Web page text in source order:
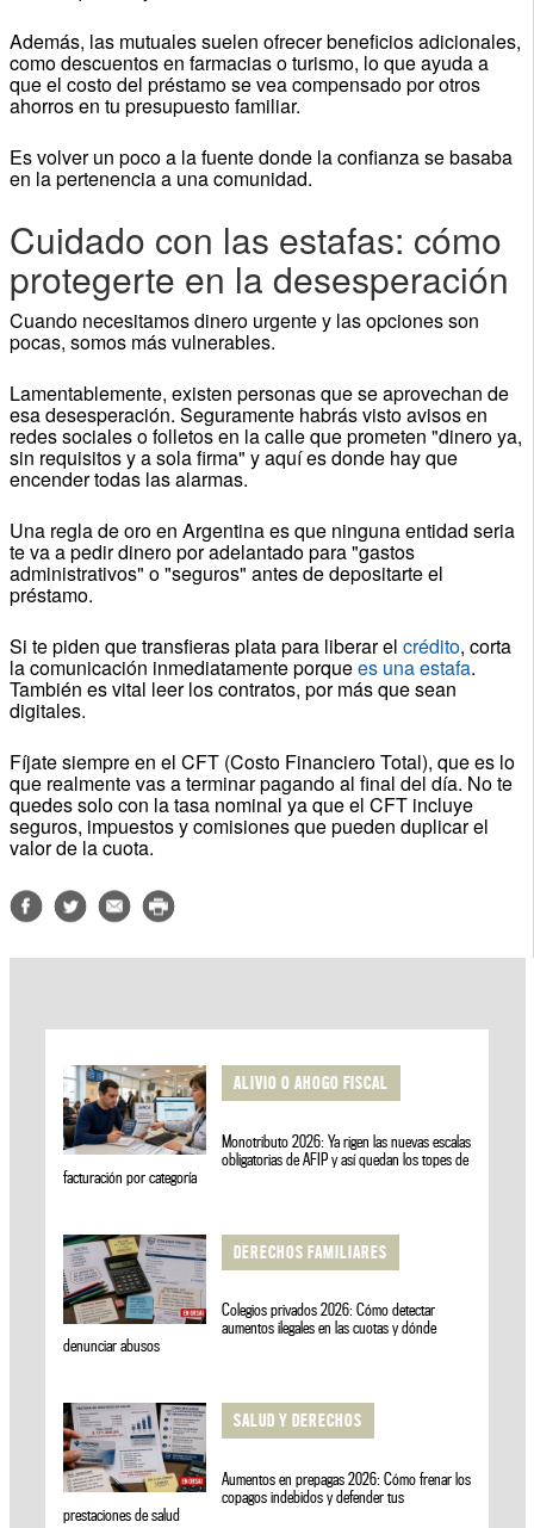
Además, las mutuales suelen ofrecer beneficios adicionales,
como descuentos en farmacias o turismo, lo que ayuda a
que el costo del préstamo se vea compensado por otros
ahorros en tu presupuesto familiar.
Es volver un poco a la fuente donde la confianza se basaba
en la pertenencia a una comunidad.
Cuidado con las estafas: cómo
protegerte en la desesperación
Cuando necesitamos dinero urgente y las opciones son
pocas, somos más vulnerables.
Lamentablemente, existen personas que se aprovechan de
esa desesperación. Seguramente habrás visto avisos en
redes sociales o folletos en la calle que prometen "dinero ya,
sin requisitos y a sola firma" y aquí es donde hay que
encender todas las alarmas.
Una regla de oro en Argentina es que ninguna entidad seria
te va a pedir dinero por adelantado para "gastos
administrativos" o "seguros" antes de depositarte el
préstamo.
Si te piden que transfieras plata para liberar el crédito, corta
la comunicación inmediatamente porquees una estafa.
También es vital leer los contratos, por más que sean
digitales.
Fíjate siempre en el CFT (Costo Financiero Total), que es lo
que realmente vas a terminar pagando al final del día. No te
quedes solo con la tasa nominal ya que el CFT incluye
seguros, impuestos y comisiones que pueden duplicar el
valor de la cuota.
ALIVIO O AHOGO FISCAL
Monotributo 2026: Ya rigen las nuevas escalas
obligatorias de AFIP y así quedan los topes de
facturación por categoría
DERECHOS FAMILIARES
Colegios privados 2026: Cómo detectar
aumentos ilegales en las cuotas y dónde
denunciar abusos
SALUD Y DERECHOS
Aumentos en prepagas 2026: Cómo frenar los
copagos indebidos y defender tus
prestaciones de salud